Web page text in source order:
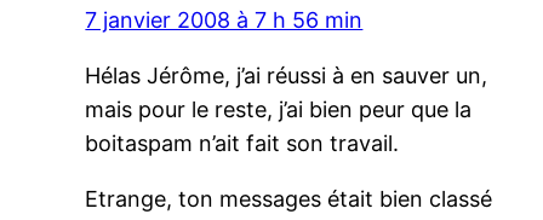
7 janvier 2008 à 7 h 56 min
Hélas Jérôme, j’ai réussi à en sauver un,
mais pour le reste, j’ai bien peur que la
boitaspam n’ait fait son travail.
Etrange, ton messages était bien classé